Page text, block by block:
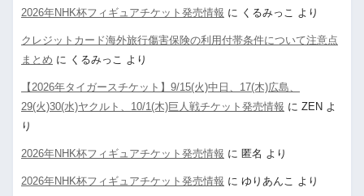
2026年NHK杯フィギュアチケット発売情報 に くるみっこ より
クレジットカード海外旅行傷害保険の利用付帯条件について注意点
まとめ に くるみっこ より
【2026年タイガースチケット】9/15(火)中日、17(木)広島、
29(火)30(水)ヤクルト、10/1(木)巨人戦チケット発売情報 に ZEN よ
り
2026年NHK杯フィギュアチケット発売情報 に 匿名 より
2026年NHK杯フィギュアチケット発売情報 に ゆりあんこ より